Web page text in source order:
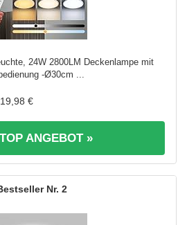
24W 2800LM Deckenlampe mit
-Ø30cm ...
19,98 €
ANGEBOT »
2